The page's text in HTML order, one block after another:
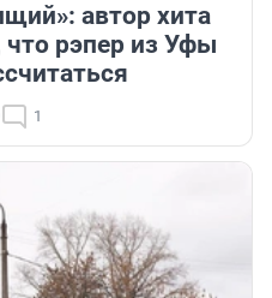
автор хита
что рэпер из Уфы
1